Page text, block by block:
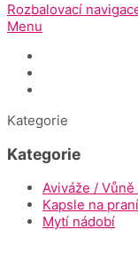
Rozbalovací
Menu
Kategorie
Kategorie
Aviváže /
Kapsle na praní
Mytí nádobí